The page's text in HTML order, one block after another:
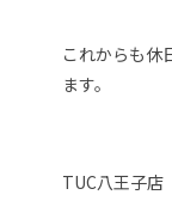
これからも休
ます。
TUC八王子